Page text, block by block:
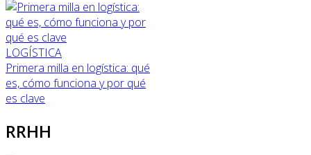
LOGÍSTICA
Primera milla en logística: qué
es, cómo funciona y por qué
es clave
RRHH